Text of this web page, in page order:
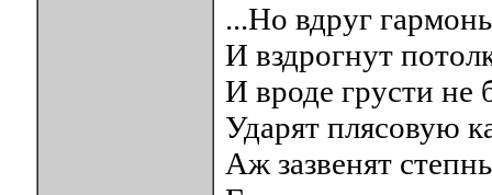
...Но вдруг
И вздрогнут
И вроде грусти не
Ударят плясовую
Аж зазвенят